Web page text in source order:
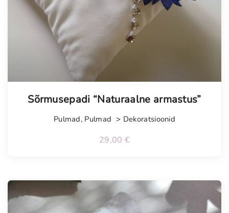
Sõrmusepadi “Naturaalne armastus”
Pulmad, Pulmad > Dekoratsioonid
29,00 €